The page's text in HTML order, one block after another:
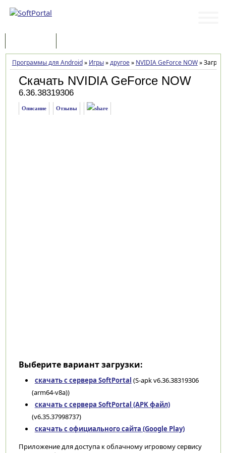
Программы для Android» Игры»другое» NVIDIA GeForce NOW»
Скачать NVIDIA GeForce NOW
6.36.38319306
Описание Отзывы
Выберите вариант загрузки:
скачать с сервера SoftPortal (S-apk v6.36.38319306
(arm64-v8a))
скачать с сервера SoftPortal (APK файл)
(v6.35.37998737)
скачать с официального сайта (Google Play)
Приложение для доступа к облачному игровому сервису